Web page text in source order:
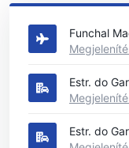
Tekintse meg fő
Funchal
Estr. do
Estr. do